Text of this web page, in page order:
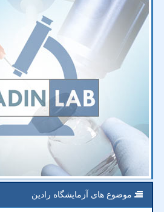
موضوع های آزمایشگاه رادین